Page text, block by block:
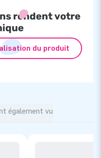
rendent votre
du produit
également vu